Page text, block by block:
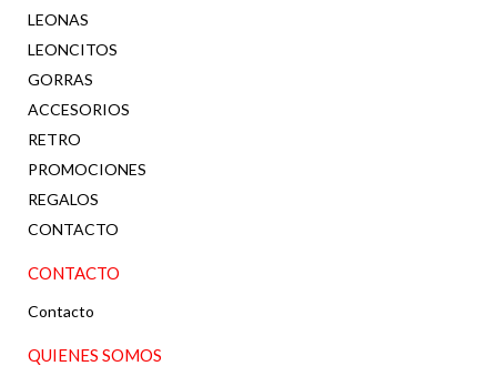
LEONAS
LEONCITOS
GORRAS
ACCESORIOS
RETRO
PROMOCIONES
REGALOS
CONTACTO
CONTACTO
Contacto
QUIENES SOMOS